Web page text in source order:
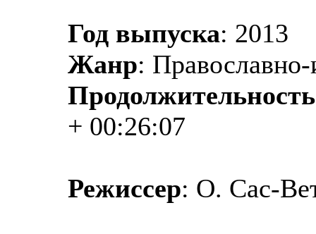
Год выпуска: 2013
Жанр:
Продолжительность
+ 00:26:07
Режиссер: О. Сас-